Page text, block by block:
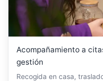
Acompañamiento a
gestión
Recogida en casa,